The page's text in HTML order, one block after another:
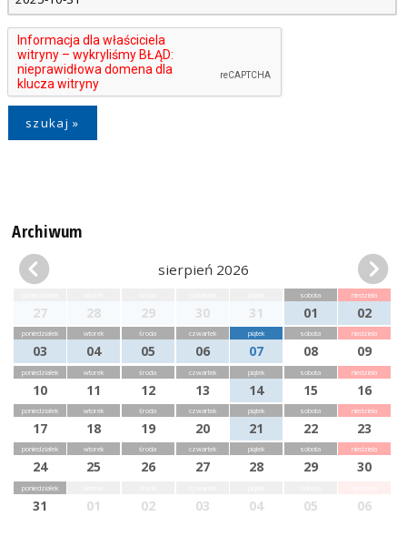
Archiwum
sierpień 2026
27 28 29 30 31
sobota
01
niedziela
02
poniedziałek
03
wtorek
04
środa
05
czwartek
06
piątek
07
sobota
08
niedziela
09
poniedziałek
10
wtorek
11
środa
12
czwartek
13
piątek
14
sobota
15
niedziela
16
poniedziałek
17
wtorek
18
środa
19
czwartek
20
piątek
21
sobota
22
niedziela
23
poniedziałek
24
wtorek
25
środa
26
czwartek
27
piątek
28
sobota
29
niedziela
30
poniedziałek
31 01 02 03 04 05 06